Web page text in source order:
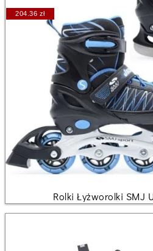
204.36 zł
Rolki Łyżworolki SMJ